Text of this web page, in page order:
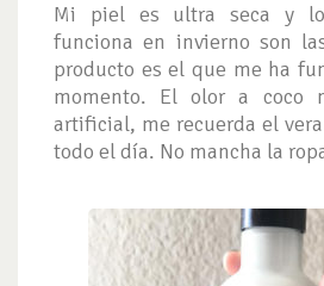
Mi piel es ultra seca y
funciona en invierno son
producto es el que me ha
momento. El olor a coco
artificial, me recuerda el
todo el día. No mancha la